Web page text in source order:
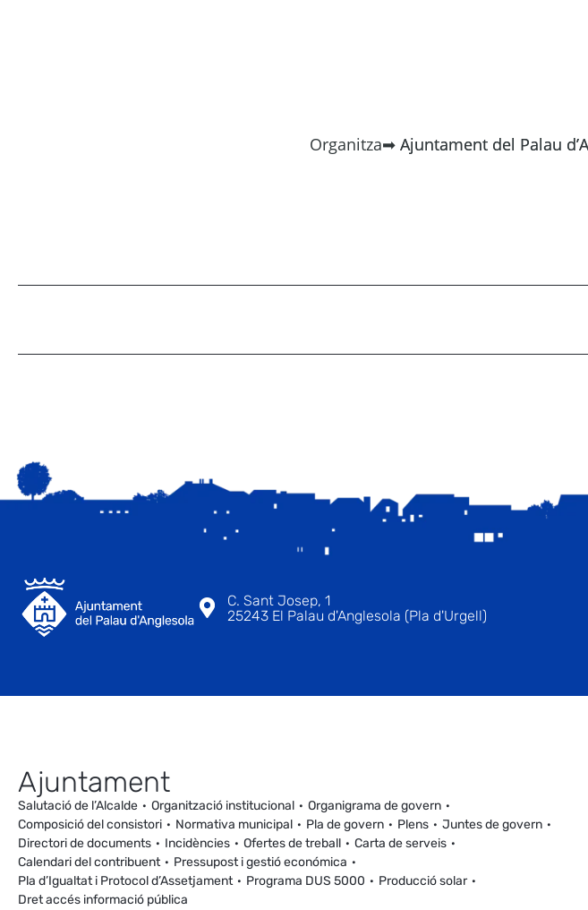
Organitza➡ Ajuntament del Palau
C. Sant Josep, 1
25243 El Palau d'Anglesola (Pla d'Urgell)
Ajuntament
Salutació de l’Alcalde Organització institucional
Organigrama de govern
Composició del consistori
Normativa municipal Pla de govern Plens
Juntes de govern
Directori de documents
Incidències Ofertes de treball
Carta de serveis
Calendari del contribuent
Pressupost i gestió económica
Pla d’Igualtat i Protocol d’Assetjament
Programa DUS 5000
Producció solar
Dret accés informació pública